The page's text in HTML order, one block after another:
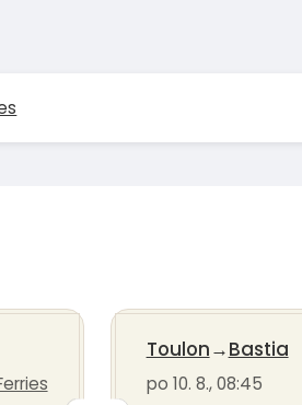
Toulon→Bastia
po 10. 8., 08:45